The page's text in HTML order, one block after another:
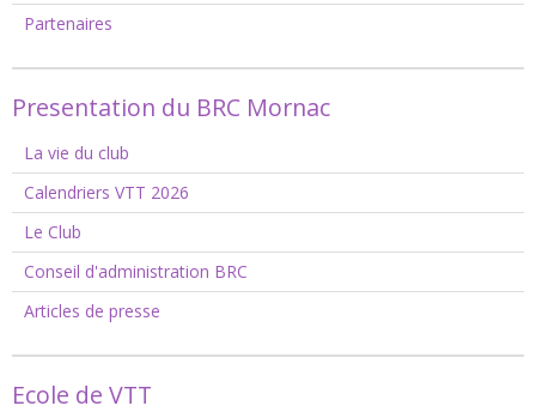
Partenaires
Presentation du BRC Mornac
La vie du club
Calendriers VTT 2026
Le Club
Conseil d'administration BRC
Articles de presse
Ecole de VTT